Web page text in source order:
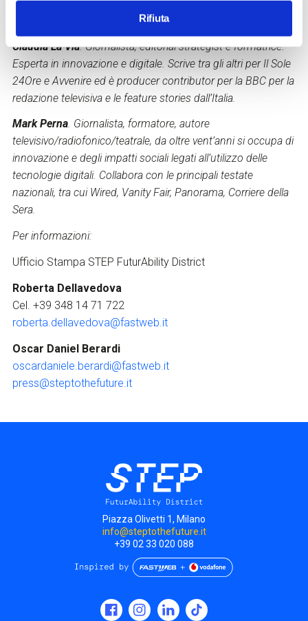
Rifiuta
prenotazione visite, workshop e laboratori
https://www.steptothefuture.it
Claudia La Via. Giornalista, editorial strategist e formatrice.
Esperta in innovazione e digitale. Scrive tra gli altri per Il Sole
24Ore e Avvenire ed è producer contributor per la BBC per la
redazione televisiva e le feature stories dall’Italia.
Mark Perna. Giornalista, formatore, autore
televisivo/radiofonico/teatrale, da oltre vent’anni si occupa di
innovazione e degli impatti sociali legati all’utilizzo delle
tecnologie digitali. Collabora con le principali testate
nazionali, tra cui Wired, Vanity Fair, Panorama, Corriere della
Sera.
Per informazioni:
Ufficio Stampa STEP FuturAbility District
Roberta Dellavedova
Cel. +39 348 14 71 722
roberta.dellavedova@fastweb.it
Oscar Daniel Berardi
oscardaniele.berardi@fastweb.it
press@steptothefuture.it
Piazza Olivetti 1, Milano
info@steptothefuture.it
+39 02 33 020 088